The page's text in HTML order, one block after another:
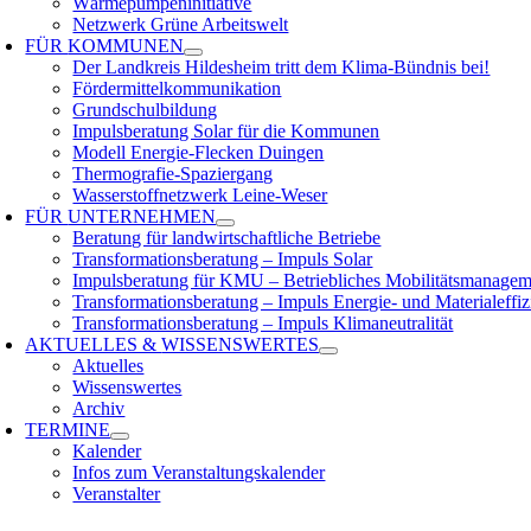
Netzwerk Grüne Arbeitswelt
FÜRKOMMUNEN
Der Landkreis Hildesheim tritt dem Klima-Bündnis bei!
Fördermittelkommunikation
Grundschulbildung
Impulsberatung Solar für die Kommunen
Modell Energie-Flecken Duingen
Thermografie-Spaziergang
Wasserstoffnetzwerk Leine-Weser
FÜRUNTERNEHMEN
Beratung für landwirtschaftliche Betriebe
Transformationsberatung – Impuls Solar
Impulsberatung für KMU – Betriebliches
Transformationsberatung – Impuls Energie- und
Transformationsberatung – Impuls Klimaneutralität
AKTUELLES &WISSENSWERTES
Aktuelles
Wissenswertes
Archiv
TERMINE
Kalender
Infos zum Veranstaltungskalender
Veranstalter